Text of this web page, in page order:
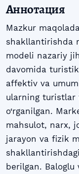
Аннотация
Mazkur
shakllantirishda
modeli nazariy
davomida
affektiv va
ularning turistlar
o‘rganilgan.
mahsulot, narx,
jarayon va fizik
berilgan.